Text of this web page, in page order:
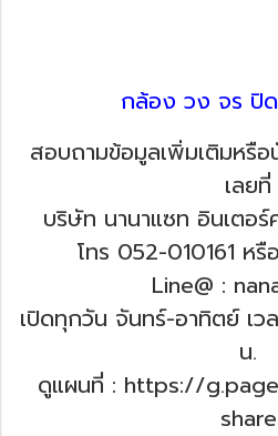
กล้อง วง จร ปิ
สอบถามข้อมูลเพิ่มเติมหรื
เลยที่
บริษัท นานาแซท อินเตอ
โทร 052-010161 ห
Line@ :
เปิดทุกวัน จันทร์-อาทิตย์ เ
น.
ดูแผนที่ : https://
share